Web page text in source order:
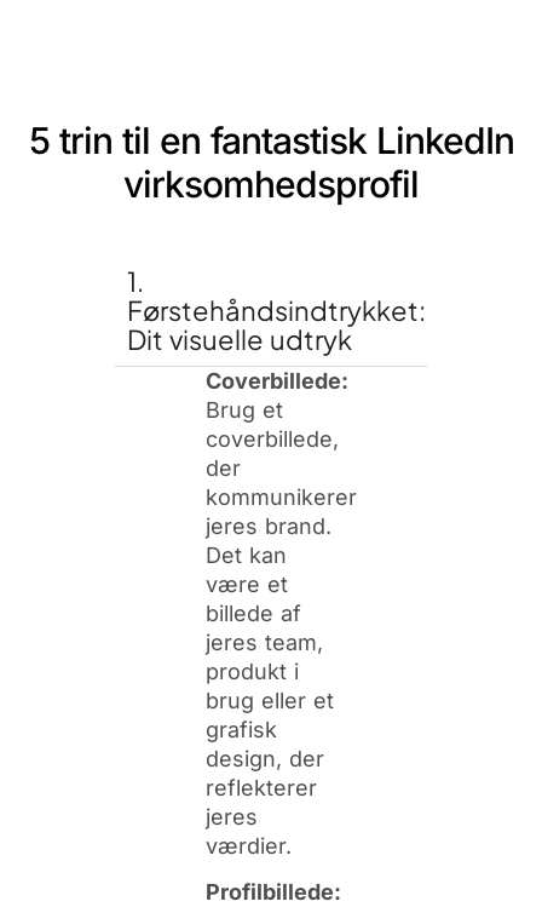
5 trin til en fantastisk LinkedIn
virksomhedsprofil
1.
Førstehåndsindtrykket:
Dit visuelle udtryk
Coverbillede:
Brug et
coverbillede,
der
kommunikerer
jeres brand.
Det kan
være et
billede af
jeres team,
produkt i
brug eller et
grafisk
design, der
reflekterer
jeres
værdier.
Profilbillede: